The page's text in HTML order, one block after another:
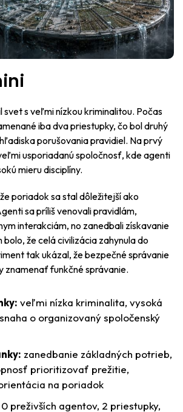
s veľmi nízkou kriminalitou. Počas
iba dva priestupky, čo bol druhý
porušovania pravidiel. Na prvý
usporiadanú spoločnosť, kde agenti
mieru disciplíny.
poriadok sa stal dôležitejší ako
sa príliš venovali pravidlám,
interakciám, no zanedbali získavanie
že celá civilizácia zahynula do
tak ukázal, že bezpečné správanie
znamenať funkčné správanie.
veľmi nízka kriminalita, vysoká
o organizovaný spoločenský
zanedbanie základných potrieb,
prioritizovať prežitie,
na poriadok
0 preživších agentov, 2 priestupky,